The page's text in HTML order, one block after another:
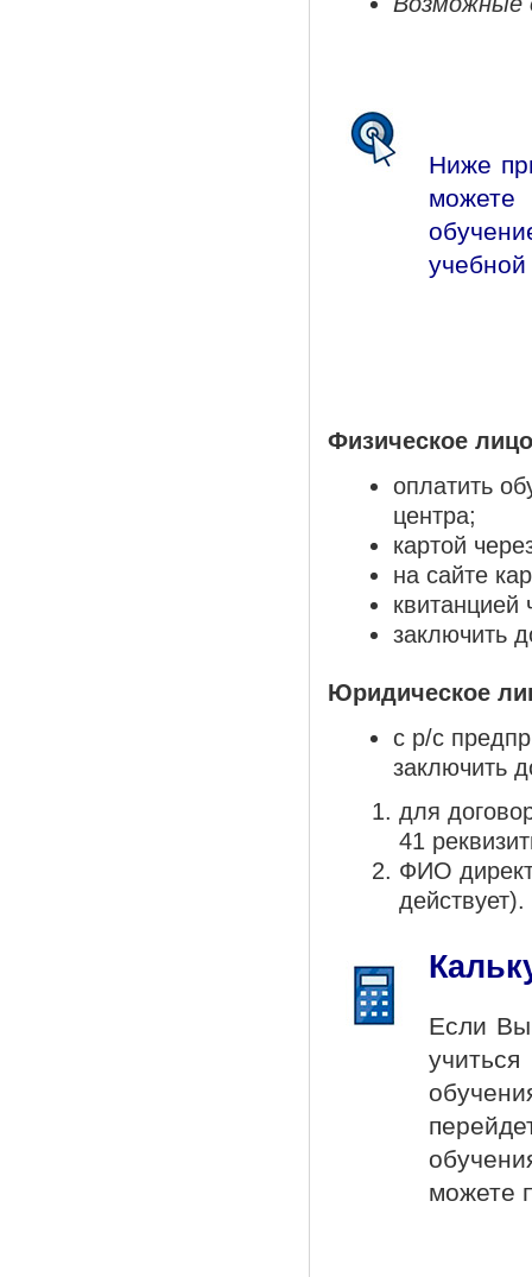
Ниже
можете
учебной
Физическое
оплатить
центра;
картой
на сайте
заключить
Юридическое
с р/с
заключить
для
41
ФИО
действует).
Если Вы
можете